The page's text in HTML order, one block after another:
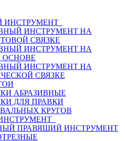
ИНСТРУМЕНТ
ИНСТРУМЕНТ НА
СВЯЗКЕ
ИНСТРУМЕНТ НА
ОСНОВЕ
ИНСТРУМЕНТ НА
СВЯЗКЕ
АБРАЗИВНЫЕ
ДЛЯ ПРАВКИ
КРУГОВ
ПРАВЯЩИЙ ИНСТРУМЕНТ